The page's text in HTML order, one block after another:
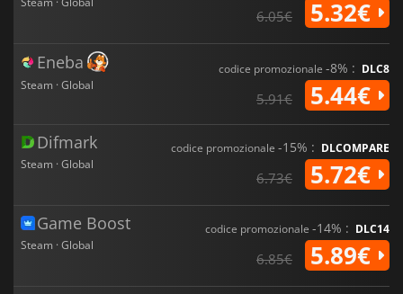
6.05€ 5.32€
Eneba
Steam · Global
codice promozionale -8% : DLC8
5.91€ 5.44€
Difmark
Steam · Global
codice promozionale -15% : DLCOMPARE
6.73€ 5.72€
Game Boost
Steam · Global
codice promozionale -14% : DLC14
6.85€ 5.89€